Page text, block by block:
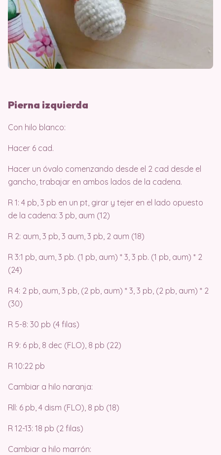
Pierna izquierda
Con hilo blanco:
Hacer 6 cad.
Hacer un óvalo comenzando desde el 2 cad desde el
gancho, trabajar en ambos lados de la cadena.
R 1: 4 pb, 3 pb en un pt, girar y tejer en el lado opuesto
de la cadena: 3 pb, aum (12)
R 2: aum, 3 pb, 3 aum, 3 pb, 2 aum (18)
R 3:1 pb, aum, 3 pb. (1 pb, aum) * 3, 3 pb. (1 pb, aum) * 2
(24)
R 4: 2 pb, aum, 3 pb, (2 pb, aum) * 3, 3 pb, (2 pb, aum) * 2
(30)
R 5-8: 30 pb (4 filas)
R 9: 6 pb, 8 dec (FLO), 8 pb (22)
R 10:22 pb
Cambiar a hilo naranja:
Rll: 6 pb, 4 dism (FLO), 8 pb (18)
R 12-13: 18 pb (2 filas)
Cambiar a hilo marrón: